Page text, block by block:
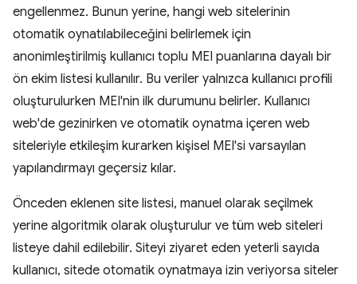
engellenmez. Bunun yerine, hangi web sitelerinin
otomatik oynatılabileceğini belirlemek için
anonimleştirilmiş kullanıcı toplu MEI puanlarına dayalı bir
ön ekim listesi kullanılır. Bu veriler yalnızca kullanıcı profili
oluşturulurken MEI'nin ilk durumunu belirler. Kullanıcı
web'de gezinirken ve otomatik oynatma içeren web
siteleriyle etkileşim kurarken kişisel MEI'si varsayılan
yapılandırmayı geçersiz kılar.
Önceden eklenen site listesi, manuel olarak seçilmek
yerine algoritmik olarak oluşturulur ve tüm web siteleri
listeye dahil edilebilir. Siteyi ziyaret eden yeterli sayıda
kullanıcı, sitede otomatik oynatmaya izin veriyorsa siteler